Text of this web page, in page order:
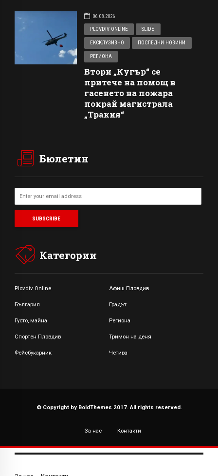
06.08.2026
PLOVDIV ONLINE
SLIDE
ЕКСКЛУЗИВНО ПОСЛЕДНИ НОВИНИ
РЕГИОНА
Втори „Кугър“ се
притече на помощ в
гасенето на пожара
покрай магистрала
„Тракия“
Бюлетин
Категории
Plovdiv Online Афиш Пловдив
България Градът
Густо, майна Региона
Спортен Пловдив Тримон на деня
Фейсбукарник Четива
© Copyright by BoldThemes 2017. All rights reserved.
За нас Контакти